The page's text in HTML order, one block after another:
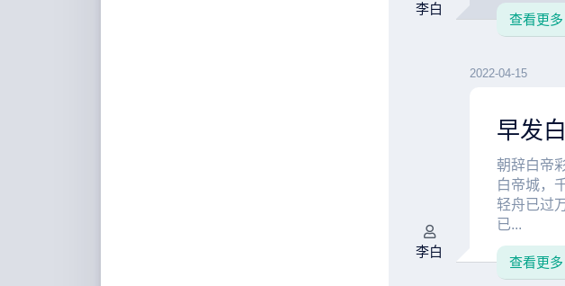
李白
查看更多
李白
2022-04-15
早发
朝辞白帝
白帝城，
轻舟已过
已...
查看更多